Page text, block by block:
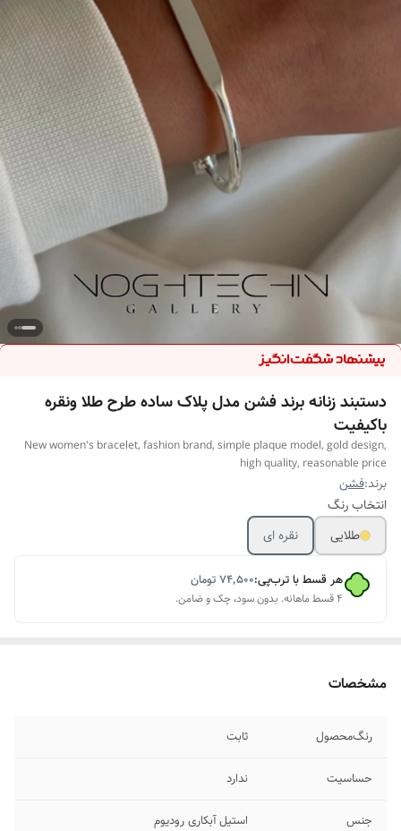
دستبند زنانه برند فشن مدل پلاک ساده طرح طلا ونقره
باکیفیت
New women's bracelet, fashion brand, simple plaque model, gold design,
high quality, reasonable price
برند:فشن
انتخاب رنگ
طلایی
نقره ای
هر قسط با ترب‌پی:۷۴٬۵۰۰تومان
۴ قسط ماهانه. بدون سود، چک و ضامن.
مشخصات
رنگ‌محصول ثابت
حساسیت ندارد
جنس استیل آبکاری رودیوم